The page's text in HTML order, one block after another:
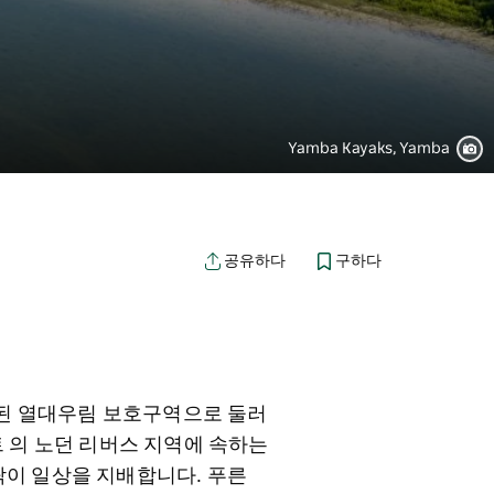
Yamba Kayaks, Yamba
공유하다 구하다
열대우림 보호구역으로 둘러
노던 리버스 지역에 속하는
일상을 지배합니다. 푸른